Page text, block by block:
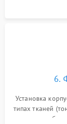
6.
Установка
типах тканей
строчек,